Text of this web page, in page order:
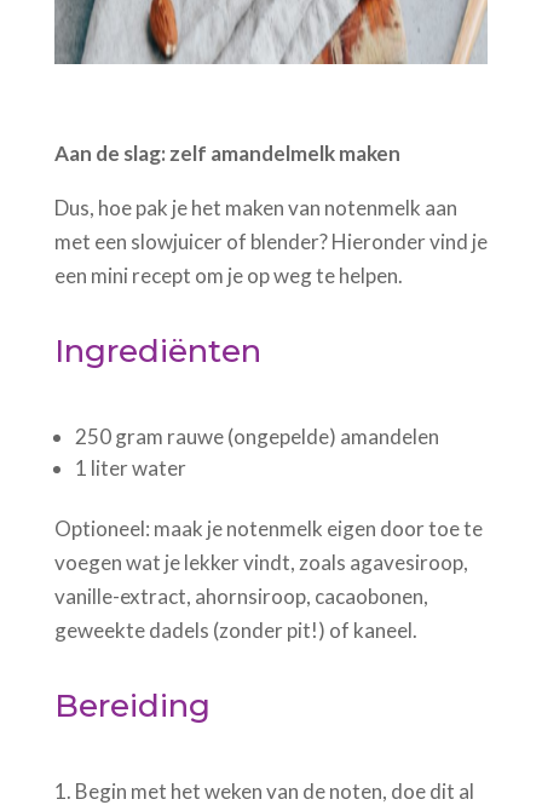
Aan de slag: zelf amandelmelk maken
Dus, hoe pak je het maken van notenmelk aan
met een slowjuicer of blender? Hieronder vind je
een mini recept om je op weg te helpen.
Ingrediënten
250 gram rauwe (ongepelde) amandelen
1 liter water
Optioneel: maak je notenmelk eigen door toe te
voegen wat je lekker vindt, zoals agavesiroop,
vanille-extract, ahornsiroop, cacaobonen,
geweekte dadels (zonder pit!) of kaneel.
Bereiding
Begin met het weken van de noten, doe dit al